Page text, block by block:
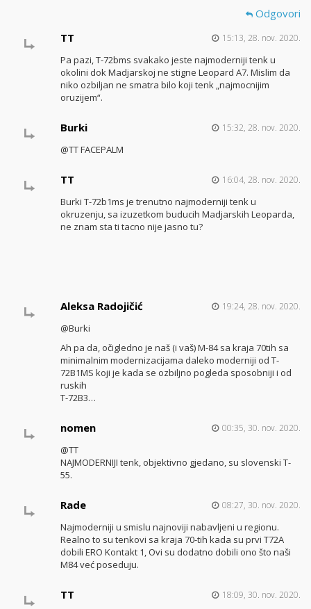
Odgovori
TT
15:13, 28. nov. 2020.
Pa pazi, T-72bms svakako jeste najmoderniji tenk u
okolini dok Madjarskoj ne stigne Leopard A7. Mislim da
niko ozbiljan ne smatra bilo koji tenk „najmocnijim
oruzijem“.
Burki 15:32, 28. nov. 2020.
@TT FACEPALM
TT 16:04, 28. nov. 2020.
Burki T-72b1ms je trenutno najmoderniji tenk u
okruzenju, sa izuzetkom buducih Madjarskih Leoparda,
ne znam sta ti tacno nije jasno tu?
Aleksa Radojičić 19:24, 28. nov. 2020.
@Burki
Ah pa da, očigledno je naš (i vaš) M-84 sa kraja 70tih sa
minimalnim modernizacijama daleko moderniji od T-
72B1MS koji je kada se ozbiljno pogleda sposobniji i od
ruskih
T-72B3…
nomen 00:35, 30. nov. 2020.
@TT
NAJMODERNIJI tenk, objektivno gjedano, su slovenski T-
55.
Rade 08:27, 30. nov. 2020.
Najmoderniji u smislu najnoviji nabavljeni u regionu.
Realno to su tenkovi sa kraja 70-tih kada su prvi T72A
dobili ERO Kontakt 1, Ovi su dodatno dobili ono što naši
M84 već poseduju.
TT 18:09, 30. nov. 2020.